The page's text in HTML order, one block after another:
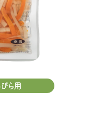
ぴら用